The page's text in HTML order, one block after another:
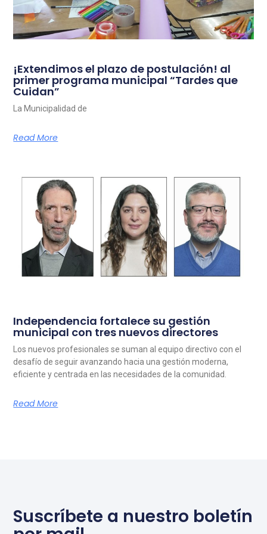
¡Extendimos el plazo de postulación! al
primer programa municipal “Tardes que
Cuidan”
La Municipalidad de
Read More
Independencia fortalece su gestión
municipal con tres nuevos directores
Los nuevos profesionales se suman al equipo directivo con el
desafío de seguir avanzando hacia una gestión moderna,
eficiente y centrada en las necesidades de la comunidad.
Read More
Suscríbete a nuestro boletín